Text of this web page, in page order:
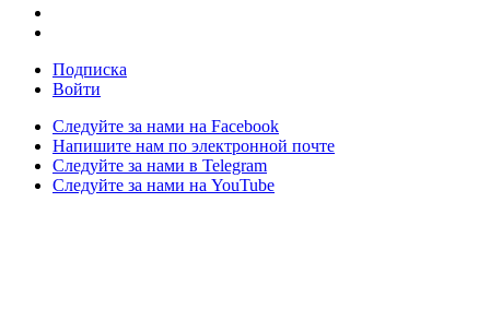
Подписка
Войти
Следуйте за нами на Facebook
Напишите нам по электронной почте
Следуйте за нами в Telegram
Следуйте за нами на YouTube